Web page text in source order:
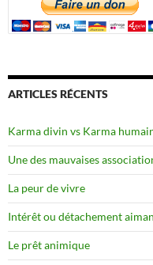
ARTICLES RÉCENTS
Karma divin vs Karma
Une des mauvaises
La peur de vivre
Intérêt ou détachement
Le prêt animique